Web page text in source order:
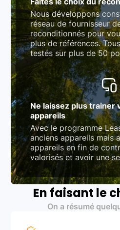
Nous développons
réseau de fournisseur
reconditionnés pour
plus de références.
testés sur plus de 50
Ne laissez plus trainer
appareils
Avec le programme
anciens appareils mais
appareils en fin de
valorisés et avoir une
En faisant le
On a résumé